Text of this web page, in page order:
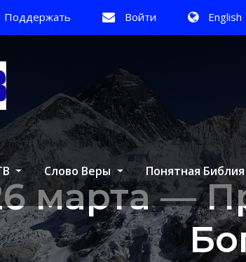
Поддержать Войти English
Слово Веры Понятная
марта —